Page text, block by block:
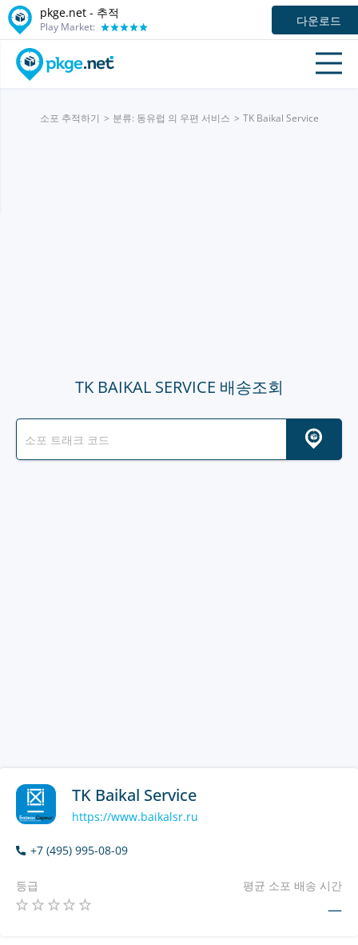
pkge.net - 추적
Play Market: 다운로드
소포 추적하기 분류: 동유럽 의 우편 서비스 TK Baikal Service
TK BAIKAL SERVICE 배송조회
TK Baikal Service
https://www.baikalsr.ru
+7 (495) 995-08-09
등급 평균 소포 배송 시간
—